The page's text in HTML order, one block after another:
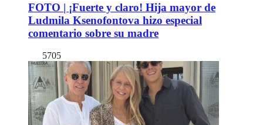
FOTO | ¡Fuerte y claro! Hija mayor de
Ludmila Ksenofontova hizo especial
comentario sobre su madre
5705